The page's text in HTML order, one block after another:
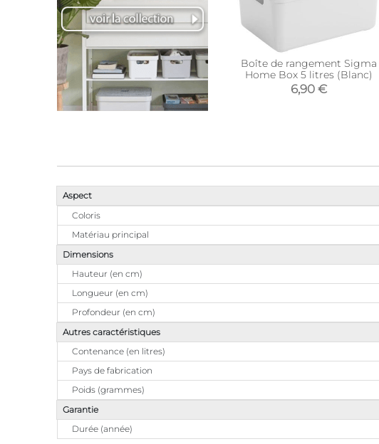
Boîte de rangement Sigma
Home Box 5 litres (Blanc)
6,90 €
Aspect
Coloris
Matériau principal
Dimensions
Hauteur (en cm)
Longueur (en cm)
Profondeur (en cm)
Autres caractéristiques
Contenance (en litres)
Pays de fabrication
Poids (grammes)
Garantie
Durée (année)